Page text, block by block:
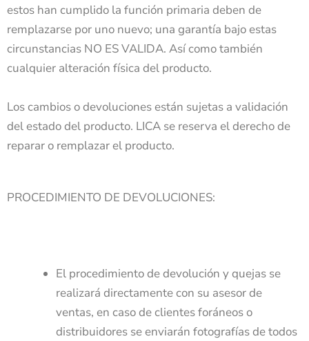
estos han cumplido la función primaria deben de
remplazarse por uno nuevo; una garantía bajo estas
circunstancias NO ES VALIDA. Así como también
cualquier alteración física del producto.
Los cambios o devoluciones están sujetas a validación
del estado del producto. LICA se reserva el derecho de
reparar o remplazar el producto.
PROCEDIMIENTO DE DEVOLUCIONES:
El procedimiento de devolución y quejas se
realizará directamente con su asesor de
ventas, en caso de clientes foráneos o
distribuidores se enviarán fotografías de todos